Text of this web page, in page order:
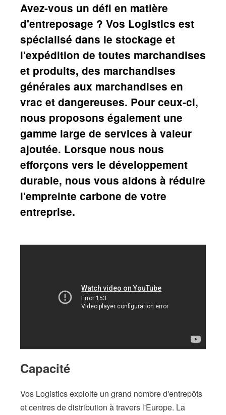
Avez-vous un défi en matière
d'entreposage ? Vos Logistics est
spécialisé dans le stockage et
l'expédition de toutes marchandises
et produits, des marchandises
générales aux marchandises en
vrac et dangereuses. Pour ceux-ci,
nous proposons également une
gamme large de services à valeur
ajoutée. Lorsque nous nous
efforçons vers le développement
durable, nous vous aidons à réduire
l'empreinte carbone de votre
entreprise.
Capacité
Vos Logistics exploite un grand nombre d'entrepôts
et centres de distribution à travers l'Europe. La